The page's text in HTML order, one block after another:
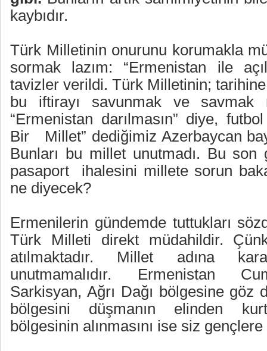
kaybıdır.
Türk Milletinin onurunu korumakla
sormak lazım: “Ermenistan ile
tavizler verildi. Türk Milletinin;
bu iftirayı savunmak ve savmak
“Ermenistan darılmasın” diye,
Bir
Millet” dediğimiz Azerbaycan
Bunları bu millet unutmadı. Bu
pasaport
ihalesini millete sorun
ne diyecek?
Ermenilerin gündemde tuttukları
Türk Milleti direkt müdahildir.
atılmaktadır. Millet adına
unutmamalıdır. Ermenistan
Sarkisyan, Ağrı Dağı bölgesine göz
bölgesini düşmanın elinden
bölgesinin alınmasını ise siz